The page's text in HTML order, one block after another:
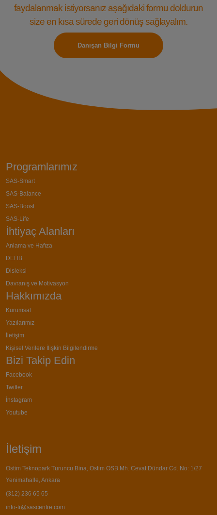
faydalanmak istiyorsanız aşağıdaki formu doldurun
size en kısa sürede geri dönüş sağlayalım.
Danışan Bilgi Formu
Programlarımız
SAS-Smart
SAS-Balance
SAS-Boost
SAS-Life
İhtiyaç Alanları
Anlama ve Hafıza
DEHB
Disleksi
Davranış ve Motivasyon
Hakkımızda
Kurumsal
Yazılarımız
İletişim
Kişisel Verilere İlişkin Bilgilendirme
Bizi Takip Edin
Facebook
Twitter
İnstagram
Youtube
İletişim
Ostim Teknopark Turuncu Bina, Ostim OSB Mh. Cevat Dündar Cd. No: 1/27
Yenimahalle, Ankara
(312) 236 65 65
info-tr@sascentre.com